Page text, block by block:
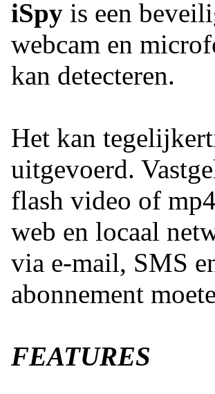
iSpy is een
webcam en
kan detecteren.
Het kan
uitgevoerd.
flash video of
web en locaal
via e-mail, SMS
abonnement
FEATURES